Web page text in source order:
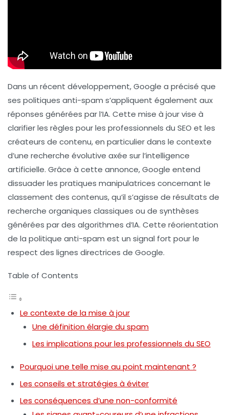
Dans un récent développement, Google a précisé que
ses politiques anti-spam s’appliquent également aux
réponses générées par l’IA. Cette mise à jour vise à
clarifier les règles pour les professionnels du SEO et les
créateurs de contenu, en particulier dans le contexte
d’une recherche évolutive axée sur l’intelligence
artificielle. Grâce à cette annonce, Google entend
dissuader les pratiques manipulatrices concernant le
classement des contenus, qu’il s’agisse de résultats de
recherche organiques classiques ou de synthèses
générées par des algorithmes d’IA. Cette réorientation
de la politique anti-spam est un signal fort pour le
respect des lignes directrices de Google.
Table of Contents
Le contexte de la mise à jour
Une définition élargie du spam
Les implications pour les professionnels du SEO
Pourquoi une telle mise au point maintenant ?
Les conseils et stratégies à éviter
Les conséquences d’une non-conformité